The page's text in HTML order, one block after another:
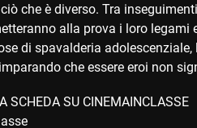
che è diverso. Tra
alla prova i loro legami
di spavalderia
che essere eroi non
SCHEDA SU CINEMAINCLASSE